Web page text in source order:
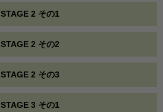
STAGE 2 その1
STAGE 2 その2
STAGE 2 その3
STAGE 3 その1